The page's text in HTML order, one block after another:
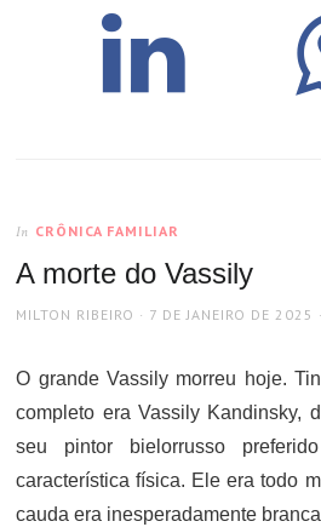
In CRÔNICA FAMILIAR
A morte do Vassily
AUTHOR
MILTON RIBEIRO
POSTED
7 DE JANEIRO DE 2025
O grande Vassily morreu hoje.
completo era Vassily Kandinsky,
seu pintor bielorrusso
característica física. Ele era todo
cauda era inesperadamente